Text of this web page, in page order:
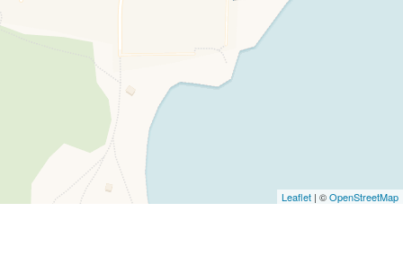
Leaflet | ©OpenStreetMap